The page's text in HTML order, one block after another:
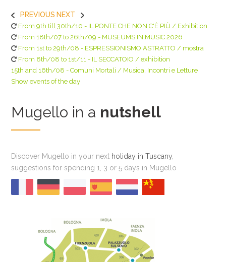
PREVIOUS NEXT
From 9th till 30th/10 - IL PONTE CHE NON C'È PIÙ / Exhibition
From 18th/07 to 26th/09 - MUSEUMS IN MUSIC 2026
From 1st to 29th/08 - ESPRESSIONISMO ASTRATTO / mostra
From 8th/08 to 1st/11 - IL SECCATOIO / exhibition
15th and 16th/08 - Comuni Mortali / Musica, Incontri e Letture
Show events of the day
Mugello in a nutshell
Discover Mugello in your next holiday in Tuscany
suggestions for spending 1, 3 or 5 days in Mugello